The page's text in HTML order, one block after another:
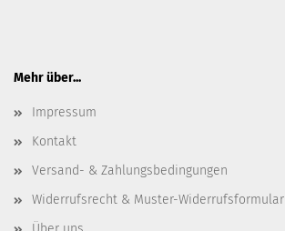
Mehr über...
Impressum
Kontakt
Versand- & Zahlungsbedingungen
Widerrufsrecht & Muster-Widerrufsformular